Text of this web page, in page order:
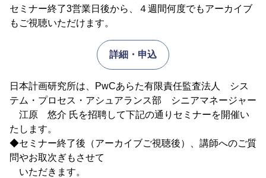
セミナー終了3営業日後から、４週間何度でもアーカイブ
もご視聴いただけます。
詳細・申込
日本計画研究所は、PwCあらた有限責任監査法人 シス
テム・プロセス・アシュアランス部 シニアマネージャー
江原 悠介 氏を招聘して下記の通りセミナーを開催い
たします。
◆セミナー終了後（アーカイブご視聴後）、講師へのご質
問やお取次ぎもさせて
いただきます。